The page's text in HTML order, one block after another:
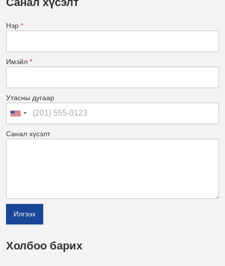
Нэр *
Имэйл *
Утасны дугаар
Санал хүсэлт
Илгээх
Холбоо барих